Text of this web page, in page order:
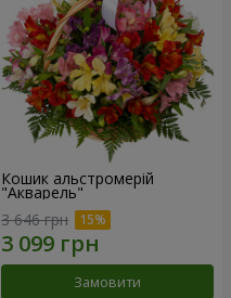
Кошик альстромерій
"Акварель"
3 646 грн
Замовити